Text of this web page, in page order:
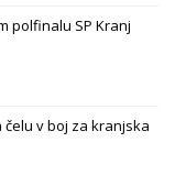
polfinalu SP Kranj
čelu v boj za kranjska